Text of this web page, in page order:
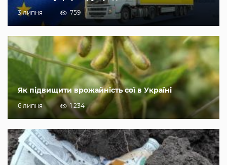
3 липня 759
Як підвищити врожайність сої в Україні
6 липня 1 234